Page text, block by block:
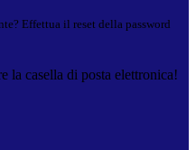
Effettua il reset della password
la casella di posta elettronica!